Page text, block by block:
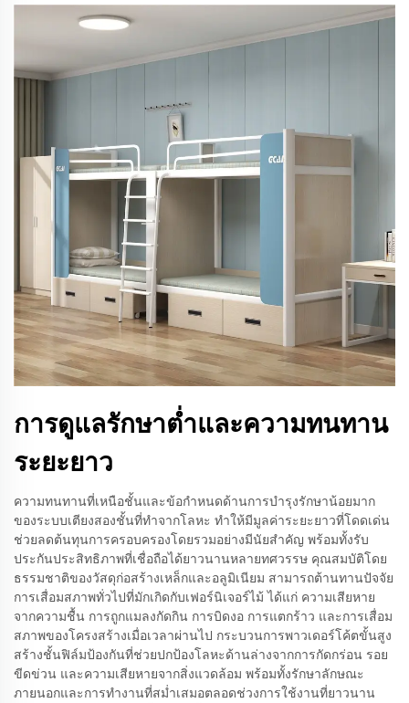
การดูแลรักษาต่ำและความทนทาน
ระยะยาว
ความทนทานที่เหนือชั้นและข้อกำหนดด้านการบำรุงรักษาน้อยมาก
ของระบบเตียงสองชั้นที่ทำจากโลหะ ทำให้มีมูลค่าระยะยาวที่โดดเด่น
ช่วยลดต้นทุนการครอบครองโดยรวมอย่างมีนัยสำคัญ พร้อมทั้งรับ
ประกันประสิทธิภาพที่เชื่อถือได้ยาวนานหลายทศวรรษ คุณสมบัติโดย
ธรรมชาติของวัสดุก่อสร้างเหล็กและอลูมิเนียม สามารถต้านทานปัจจัย
การเสื่อมสภาพทั่วไปที่มักเกิดกับเฟอร์นิเจอร์ไม้ ได้แก่ ความเสียหาย
จากความชื้น การถูกแมลงกัดกิน การบิดงอ การแตกร้าว และการเสื่อม
สภาพของโครงสร้างเมื่อเวลาผ่านไป กระบวนการพาวเดอร์โค้ตขั้นสูง
สร้างชั้นฟิล์มป้องกันที่ช่วยปกป้องโลหะด้านล่างจากการกัดกร่อน รอย
ขีดข่วน และความเสียหายจากสิ่งแวดล้อม พร้อมทั้งรักษาลักษณะ
ภายนอกและการทำงานที่สม่ำเสมอตลอดช่วงการใช้งานที่ยาวนาน